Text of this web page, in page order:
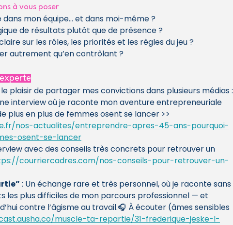
à vous poser
mon équipe… et dans moi-même ?
de résultats plutôt que de présence ?
sur les rôles, les priorités et les règles du jeu ?
autrement qu’en contrôlant ?
le plaisir de partager mes convictions dans plusieurs médias :
interview où je raconte mon aventure entrepreneuriale
plus en plus de femmes osent se lancer >>
nos-actualites/entreprendre-apres-45-ans-pourquoi-
osent-se-lancer
avec des conseils très concrets pour retrouver un
courriercadres.com/nos-conseils-pour-retrouver-un-
: Un échange rare et très personnel, où je raconte sans
les plus difficiles de mon parcours professionnel — et
contre l’âgisme au travail.🎧 À écouter (âmes sensibles
muscle-ta-repartie/31-frederique-jeske-l-